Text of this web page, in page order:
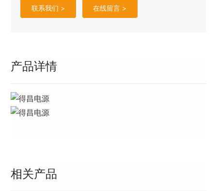
联系我们 > 在线留言 >
产品详情
相关产品